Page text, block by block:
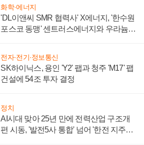
화학·에너지
'DL이앤씨 SMR 협력사' X에너지, '한수원
포스코 동맹' 센트러스에너지와 우라늄
전자·전기·정보통신
SK하이닉스, 용인 'Y2' 팹과 청주 'M17' 팹
건설에 54조 투자 결정
정치
AI시대 맞아 25년 만에 전력산업 구조개
편 시동, '발전5사 통합' 넘어 '한전 지주사'